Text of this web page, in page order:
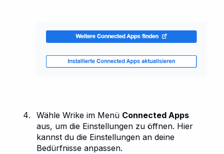
Wähle Wrike im Menü Connected Apps
aus, um die Einstellungen zu öffnen. Hier
kannst du die Einstellungen an deine
Bedürfnisse anpassen.